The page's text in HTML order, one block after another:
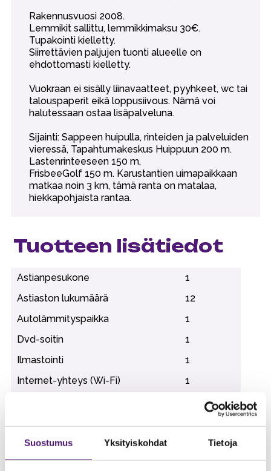
Suostumus Yksityiskohdat Tietoja
Rakennusvuosi 2008.
Lemmikit sallittu, lemmikkimaksu 30€.
Tupakointi kielletty.
Siirrettävien paljujen tuonti alueelle on
ehdottomasti kielletty.
Vuokraan ei sisälly liinavaatteet, pyyhkeet, wc tai
talouspaperit eikä loppusiivous. Nämä voi
halutessaan ostaa lisäpalveluna.
Sijainti: Sappeen huipulla, rinteiden ja palveluiden
vieressä, Tapahtumakeskus Huippuun 200 m.
Lastenrinteeseen 150 m,
FrisbeeGolf 150 m. Karustantien uimapaikkaan
matkaa noin 3 km, tämä ranta on matalaa,
hiekkapohjaista rantaa.
Tuotteen lisätiedot
Astianpesukone
1
Astiaston lukumäärä
12
Autolämmityspaikka
1
Dvd-soitin
1
Ilmastointi
1
Internet-yhteys (Wi-Fi)
1
Kahvinkeitin
Kuivauskaappi
1